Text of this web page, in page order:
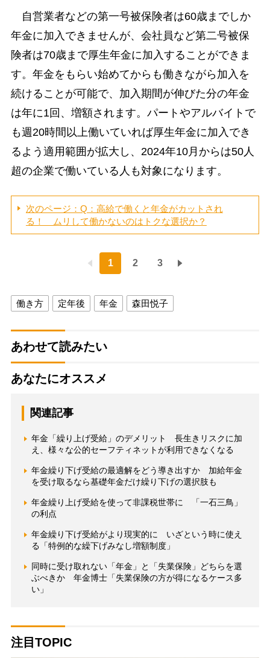
自営業者などの第一号被保険者は60歳までしか
年金に加入できませんが、会社員など第二号被保
険者は70歳まで厚生年金に加入することができま
す。年金をもらい始めてからも働きながら加入を
続けることが可能で、加入期間が伸びた分の年金
は年に1回、増額されます。パートやアルバイトで
も週20時間以上働いていれば厚生年金に加入でき
るよう適用範囲が拡大し、2024年10月からは50人
超の企業で働いている人も対象になります。
次のページ：Q：高給で働くと年金がカットされ
る！ ムリして働かないのはトクな選択か？
1 2 3
働き方 定年後 年金 森田悦子
あわせて読みたい
あなたにオススメ
関連記事
年金「繰り上げ受給」のデメリット 長生きリスクに加
え、様々な公的セーフティネットが利用できなくなる
年金繰り下げ受給の最適解をどう導き出すか 加給年金
を受け取るなら基礎年金だけ繰り下げの選択肢も
年金繰り上げ受給を使って非課税世帯に 「一石三鳥」
の利点
年金繰り下げ受給がより現実的に いざという時に使え
る「特例的な繰下げみなし増額制度」
同時に受け取れない「年金」と「失業保険」どちらを選
ぶべきか 年金博士「失業保険の方が得になるケース多
い」
注目TOPIC